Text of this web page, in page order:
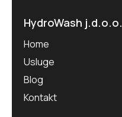
HydroWash j.d.o.o.
Home
Usluge
Blog
Kontakt